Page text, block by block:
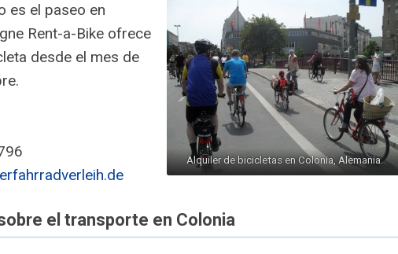
Alquiler de bicicletas en Colonia, Alemania.
es el paseo en
Rent-a-Bike ofrece
desde el mes de
el transporte en Colonia